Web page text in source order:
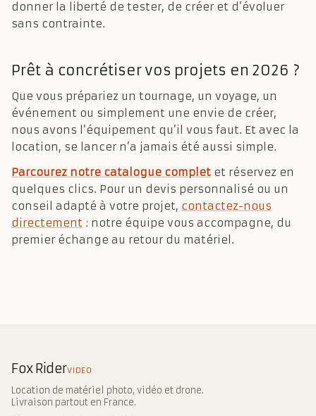
donner la liberté de tester, de créer et d’évoluer
sans contrainte.
Prêt à concrétiser vos projets en 2026 ?
Que vous prépariez un tournage, un voyage, un
événement ou simplement une envie de créer,
nous avons l’équipement qu’il vous faut. Et avec la
location, se lancer n’a jamais été aussi simple.
Parcourez notre catalogue complet et réservez en
quelques clics. Pour un devis personnalisé ou un
conseil adapté à votre projet, contactez-nous
directement : notre équipe vous accompagne, du
premier échange au retour du matériel.
Fox RiderVIDEO
Location de matériel photo, vidéo et drone.
Livraison partout en France.